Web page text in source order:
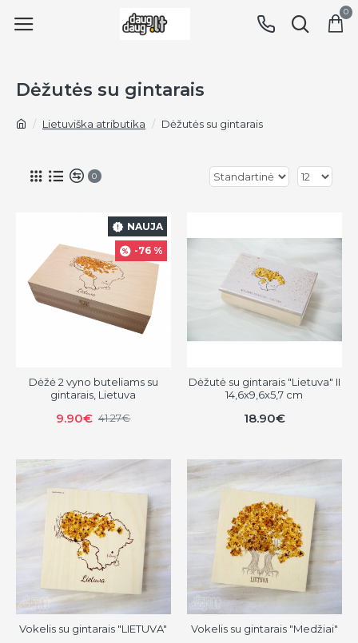
0
Lietuviška atributika Dėžutės su gintarais
Dėžutės su gintarais
0
NAUJA
-76 %
Dėžė 2 vyno buteliams su
gintarais, Lietuva
9.90€ 41.27€
Dėžutė su gintarais "Lietuva" II
14,6x9,6x5,7 cm
18.90€
Vokelis su gintarais "LIETUVA" Vokelis su gintarais "Medžiai"